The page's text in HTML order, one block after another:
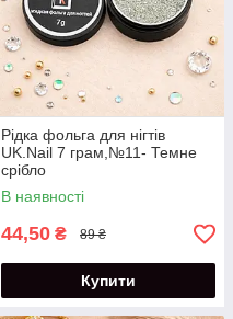
Рідка фольга для нігтів
UK.Nail 7 грам,№11- Темне
срібло
В наявності
44,50 ₴ 89 ₴
Купити